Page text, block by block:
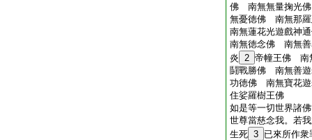
佛 南無無量掬光
無憂徳佛 南無那
南無蓮花光遊戲神
南無徳念佛 南無
炎 2 帝幢王佛 南
鬪戰勝佛 南無善
功徳佛 南無寶花
住娑羅樹王佛
如是等一切世界諸
世尊當慈念我。若
生死 3 已來所作